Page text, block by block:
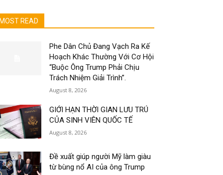
MOST READ
Phe Dân Chủ Đang Vạch Ra Kế
Hoạch Khác Thường Với Cơ Hội
“Buộc Ông Trump Phải Chịu
Trách Nhiệm Giải Trình”.
August 8, 2026
GIỚI HẠN THỜI GIAN LƯU TRÚ
CỦA SINH VIÊN QUỐC TẾ
August 8, 2026
Đề xuất giúp người Mỹ làm giàu
từ bùng nổ AI của ông Trump